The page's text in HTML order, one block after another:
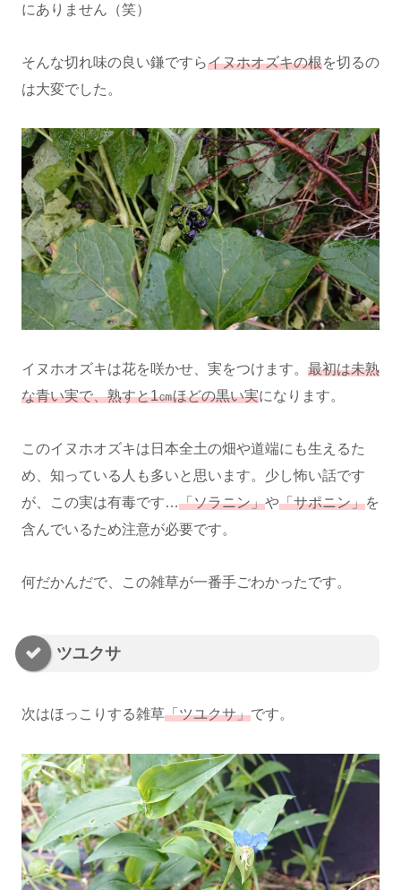
にありません（笑）
そんな切れ味の良い鎌ですらイヌホオズキの根を切るの
は大変でした。
イヌホオズキは花を咲かせ、実をつけます。 最初は未熟
な青い実で、熟すと1㎝ほどの黒い実になります。
このイヌホオズキは日本全土の畑や道端にも生えるた
め、知っている人も多いと思います。少し怖い話です
が、この実は有毒です…「ソラニン」や「サポニン」を
含んでいるため注意が必要です。
何だかんだで、この雑草が一番手ごわかったです。
ツユクサ
次はほっこりする雑草「ツユクサ」です。